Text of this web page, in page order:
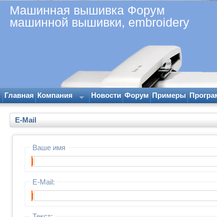
Машинная вышивка Форум
машинной вышивки, embroidery
Главная Компания Новости Форум Примеры
E-Mail
Ваше имя
|
E-Mail:
|